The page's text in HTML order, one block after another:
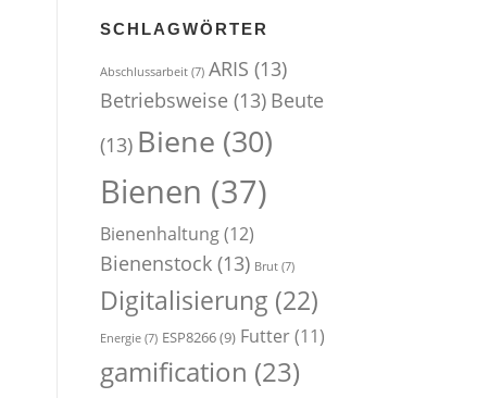
SCHLAGWÖRTER
Abschlussarbeit (7) ARIS (13)
Betriebsweise (13) Beute
(13) Biene (30)
Bienen (37)
Bienenhaltung(12)
Bienenstock (13) Brut (7)
Digitalisierung (22)
Energie (7) ESP8266(9) Futter(11)
gamification (23)